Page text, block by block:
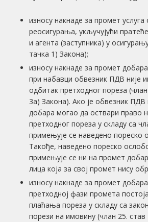
износу накнаде за промет
реосигурања, укључујући
и агента (заступника) у
тачка 1) Закона);
износу накнаде за промет добара
при набавци обвезник ПДВ није
одбитак претходног пореза
3а) Закона). Ако је обвезник ПДВ
добара могао да оствари право
претходног пореза у складу са
примењује се наведено пореско
Такође, наведено пореско
примењује се ни на промет
лица која за свој промет нису
износу накнаде за промет добара
претходној фази промета
плаћања пореза у складу са
порези на имовину (члан 25. став